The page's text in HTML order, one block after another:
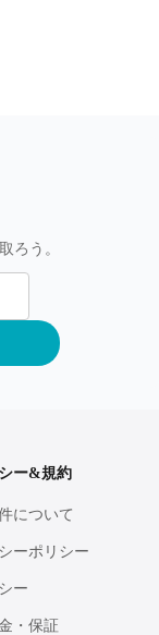
ろう。
ー&規約
について
ーポリシー
ー
・保証